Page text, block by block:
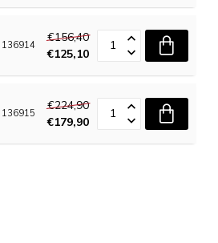
136914
€156,40
€125,10
136915
€224,90
€179,90